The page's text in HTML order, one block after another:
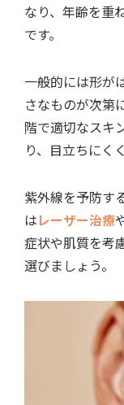
なり、年齢を重
です。
一般的には形が
さなものが次第
階で適切なスキ
り、目立ちにく
紫外線を予防す
はレーザー治療
症状や肌質を考
選びましょう。